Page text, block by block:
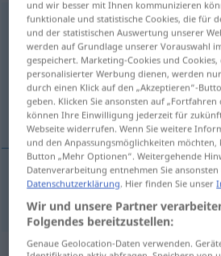
unbestreitbar
Übersicht aller Übersetzungen
(Für mehr Details die Übersetzung
niezaprzeczalny
niezaprzeczalny
und wir besser mit Ihnen kommunizieren
funktionale und statistische Cookies, die für
und der statistischen Auswertung unserer
werden auf Grundlage unserer Vorauswahl
gespeichert. Marketing-Cookies und
personalisierter Werbung dienen, werden
durch einen Klick auf den „Akzeptieren“-
geben. Klicken Sie ansonsten auf „Fortfahren
können Ihre Einwilligung jederzeit für
Webseite widerrufen. Wenn Sie weitere
und den Anpassungsmöglichkeiten möchten,
Button „Mehr Optionen“. Weitergehende
Datenverarbeitung entnehmen Sie
Datenschutzerklärung. Hier finden Sie unser
Wir und unsere Partner
Folgendes bereitzustellen:
Genaue Geolocation-Daten verwenden.